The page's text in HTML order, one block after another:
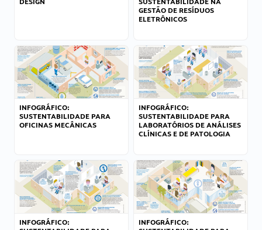
GESTÃO DE RESÍDUOS
ELETRÔNICOS
INFOGRÁFICO:
SUSTENTABILIDADE PARA
OFICINAS MECÂNICAS
INFOGRÁFICO:
SUSTENTABILIDADE PARA
LABORATÓRIOS DE ANÁLISES
CLÍNICAS E DE PATOLOGIA
INFOGRÁFICO:
INFOGRÁFICO: